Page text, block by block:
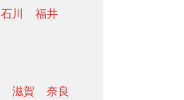
石川
福井
滋賀 奈良